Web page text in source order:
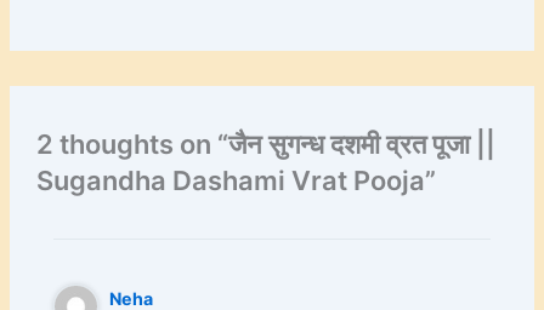
2 thoughts on “जैन सुगन्ध दशमी व्रत पूजा ||
Sugandha Dashami Vrat Pooja”
Neha